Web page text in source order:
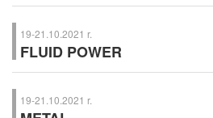
EXPO-SURFACE– Targi Technologii
Powierzchni, Kielce
19-21.10.2021 r.
FLUID POWER
FLUID POWER– Targi Pneumatyki,
Kielce
19-21.10.2021 r.